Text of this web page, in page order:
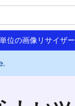
位の画像リサイザー